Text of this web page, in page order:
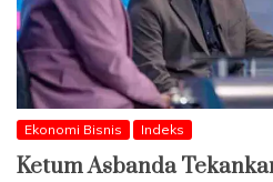
Ekonomi Bisnis Indeks
Ketum Asbanda